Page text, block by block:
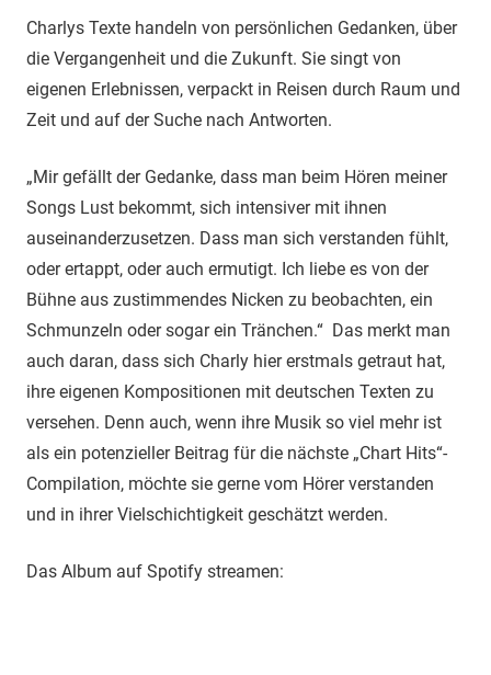
Charlys Texte handeln von persönlichen Gedanken, über
die Vergangenheit und die Zukunft. Sie singt von
eigenen Erlebnissen, verpackt in Reisen durch Raum und
Zeit und auf der Suche nach Antworten.
„Mir gefällt der Gedanke, dass man beim Hören meiner
Songs Lust bekommt, sich intensiver mit ihnen
auseinanderzusetzen. Dass man sich verstanden fühlt,
oder ertappt, oder auch ermutigt. Ich liebe es von der
Bühne aus zustimmendes Nicken zu beobachten, ein
Schmunzeln oder sogar ein Tränchen.“ Das merkt man
auch daran, dass sich Charly hier erstmals getraut hat,
ihre eigenen Kompositionen mit deutschen Texten zu
versehen. Denn auch, wenn ihre Musik so viel mehr ist
als ein potenzieller Beitrag für die nächste „Chart Hits“-
Compilation, möchte sie gerne vom Hörer verstanden
und in ihrer Vielschichtigkeit geschätzt werden.
Das Album auf Spotify streamen: